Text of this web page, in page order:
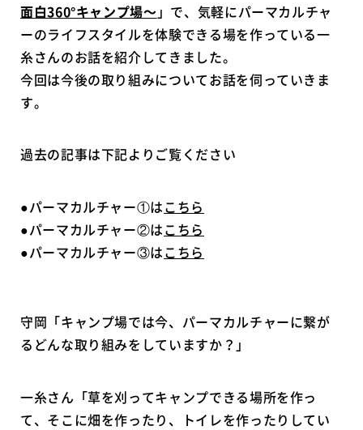
面白360°キャンプ場～ 」で、気軽にパーマカルチャ
ーのライフスタイルを体験できる場を作っている一
糸さんのお話を紹介してきました。
今回は今後の取り組みについてお話を伺っていきま
す。
過去の記事は下記よりご覧ください
●パーマカルチャー①はこちら
●パーマカルチャー②はこちら
●パーマカルチャー③はこちら
守岡「キャンプ場では今、パーマカルチャーに繋が
るどんな取り組みをしていますか？」
一糸さん「草を刈ってキャンプできる場所を作っ
て、そこに畑を作ったり、トイレを作ったりしてい